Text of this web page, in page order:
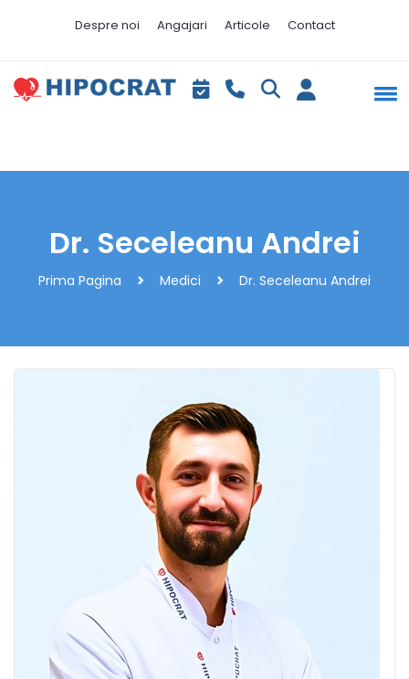
Despre noi Angajari Articole Contact
Dr. Seceleanu Andrei
Prima Pagina Medici Dr. Seceleanu Andrei